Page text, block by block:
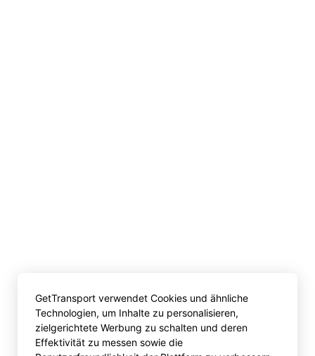
GetTransport verwendet Cookies und ähnliche
Technologien, um Inhalte zu personalisieren,
zielgerichtete Werbung zu schalten und deren
Effektivität zu messen sowie die